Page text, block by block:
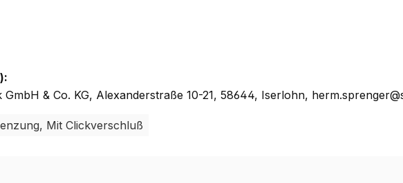
& Co. KG, Alexanderstraße 10-21, 58644, Iserlohn,
Mit Clickverschluß